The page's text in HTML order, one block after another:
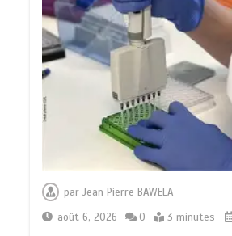
parJean Pierre BAWELA
août 6, 2026
0 3 minutes